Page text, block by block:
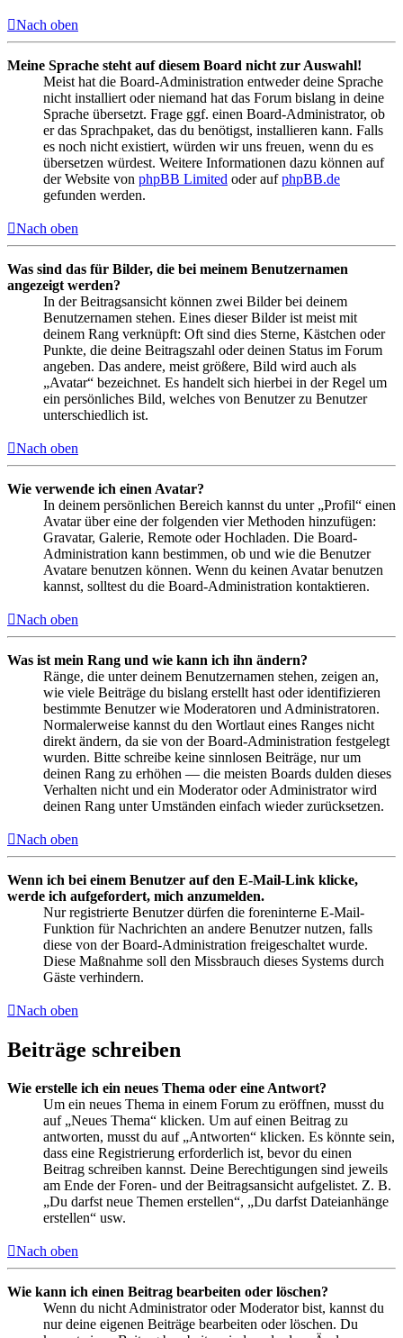
Nach oben
Meine Sprache steht auf diesem Board nicht zur Auswahl!
Meist hat die Board-Administration entweder deine Sprache
nicht installiert oder niemand hat das Forum bislang in deine
Sprache übersetzt. Frage ggf. einen Board-Administrator, ob
er das Sprachpaket, das du benötigst, installieren kann. Falls
es noch nicht existiert, würden wir uns freuen, wenn du es
übersetzen würdest. Weitere Informationen dazu können auf
der Website von phpBB Limited oder aufphpBB.de
gefunden werden.
Nach oben
Was sind das für Bilder, die bei meinem Benutzernamen
angezeigt werden?
In der Beitragsansicht können zwei Bilder bei deinem
Benutzernamen stehen. Eines dieser Bilder ist meist mit
deinem Rang verknüpft: Oft sind dies Sterne, Kästchen oder
Punkte, die deine Beitragszahl oder deinen Status im Forum
angeben. Das andere, meist größere, Bild wird auch als
„Avatar“ bezeichnet. Es handelt sich hierbei in der Regel um
ein persönliches Bild, welches von Benutzer zu Benutzer
unterschiedlich ist.
Nach oben
Wie verwende ich einen Avatar?
In deinem persönlichen Bereich kannst du unter „Profil“ einen
Avatar über eine der folgenden vier Methoden hinzufügen:
Gravatar, Galerie, Remote oder Hochladen. Die Board-
Administration kann bestimmen, ob und wie die Benutzer
Avatare benutzen können. Wenn du keinen Avatar benutzen
kannst, solltest du die Board-Administration kontaktieren.
Nach oben
Was ist mein Rang und wie kann ich ihn ändern?
Ränge, die unter deinem Benutzernamen stehen, zeigen an,
wie viele Beiträge du bislang erstellt hast oder identifizieren
bestimmte Benutzer wie Moderatoren und Administratoren.
Normalerweise kannst du den Wortlaut eines Ranges nicht
direkt ändern, da sie von der Board-Administration festgelegt
wurden. Bitte schreibe keine sinnlosen Beiträge, nur um
deinen Rang zu erhöhen — die meisten Boards dulden dieses
Verhalten nicht und ein Moderator oder Administrator wird
deinen Rang unter Umständen einfach wieder zurücksetzen.
Nach oben
Wenn ich bei einem Benutzer auf den E-Mail-Link klicke,
werde ich aufgefordert, mich anzumelden.
Nur registrierte Benutzer dürfen die foreninterne E-Mail-
Funktion für Nachrichten an andere Benutzer nutzen, falls
diese von der Board-Administration freigeschaltet wurde.
Diese Maßnahme soll den Missbrauch dieses Systems durch
Gäste verhindern.
Nach oben
Beiträge schreiben
Wie erstelle ich ein neues Thema oder eine Antwort?
Um ein neues Thema in einem Forum zu eröffnen, musst du
auf „Neues Thema“ klicken. Um auf einen Beitrag zu
antworten, musst du auf „Antworten“ klicken. Es könnte sein,
dass eine Registrierung erforderlich ist, bevor du einen
Beitrag schreiben kannst. Deine Berechtigungen sind jeweils
am Ende der Foren- und der Beitragsansicht aufgelistet. Z. B.
„Du darfst neue Themen erstellen“, „Du darfst Dateianhänge
erstellen“ usw.
Nach oben
Wie kann ich einen Beitrag bearbeiten oder löschen?
Wenn du nicht Administrator oder Moderator bist, kannst du
nur deine eigenen Beiträge bearbeiten oder löschen. Du